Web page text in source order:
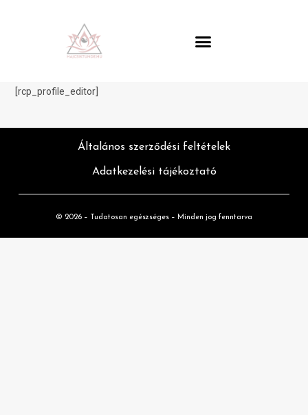
[rcp_profile_editor]
Általános szerződési feltételek
Adatkezelési tájékoztató
© 2026 – Tudatosan egészséges – Minden jog fenntarva